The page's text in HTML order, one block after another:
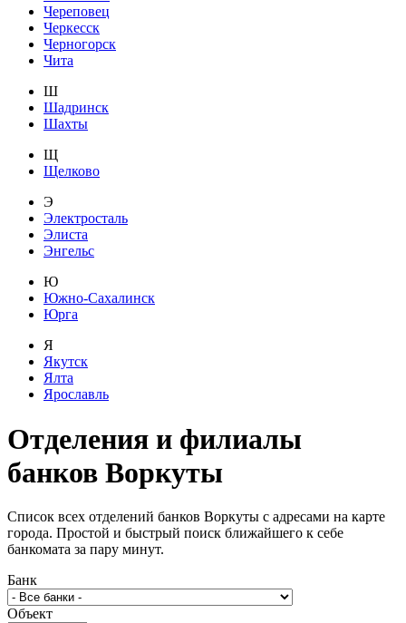
Череповец
Черкесск
Черногорск
Чита
Ш
Шадринск
Шахты
Щ
Щелково
Э
Электросталь
Элиста
Энгельс
Ю
Южно-Сахалинск
Юрга
Я
Якутск
Ялта
Ярославль
Отделения и филиалы
банков Воркуты
Список всех отделений банков Воркуты с адресами на карте
города. Простой и быстрый поиск ближайшего к себе
банкомата за пару минут.
Банк
Объект